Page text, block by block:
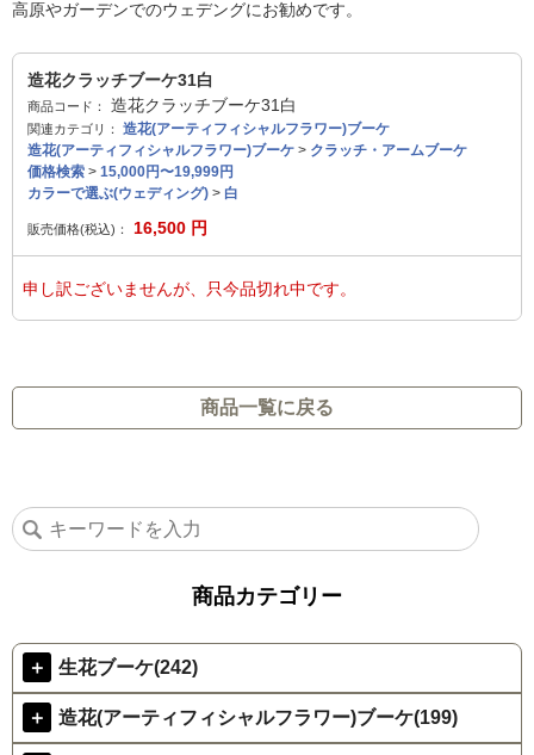
高原やガーデンでのウェデングにお勧めです。
造花クラッチブーケ31白
商品コード： 造花クラッチブーケ31白
関連カテゴリ：
造花(アーティフィシャルフラワー)ブーケ
造花(アーティフィシャルフラワー)ブーケ > クラッチ・アームブーケ
価格検索 > 15,000円〜19,999円
カラーで選ぶ(ウェディング) > 白
販売価格(税込)： 16,500 円
申し訳ございませんが、只今品切れ中です。
商品一覧に戻る
商品カテゴリー
＋ 生花ブーケ(242)
＋ 造花(アーティフィシャルフラワー)ブーケ(199)